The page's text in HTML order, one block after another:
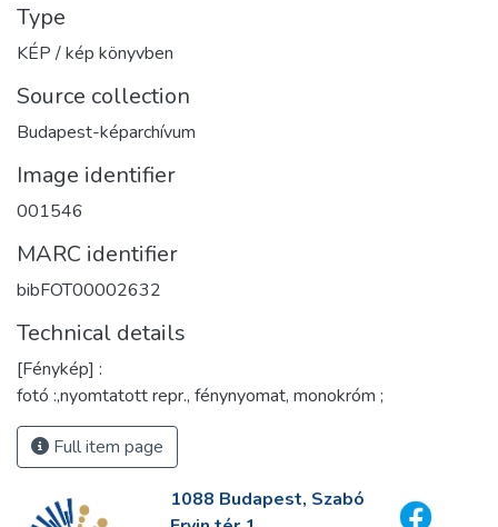
Type
KÉP / kép könyvben
Source collection
Budapest-képarchívum
Image identifier
001546
MARC identifier
bibFOT00002632
Technical details
[Fénykép] :
fotó :,nyomtatott repr., fénynyomat, monokróm ;
Full item page
1088 Budapest, Szabó